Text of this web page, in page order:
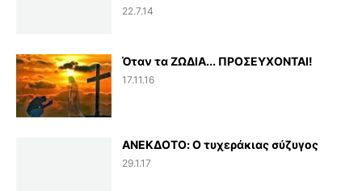
22.7.14
Όταν τα ΖΩΔΙΑ... ΠΡΟΣΕΥΧΟΝΤΑΙ!
17.11.16
ΑΝΕΚΔΟΤΟ: Ο τυχεράκιας σύζυγος
29.1.17